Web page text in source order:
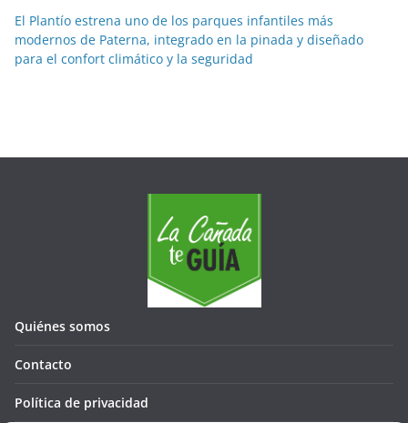
El Plantío estrena uno de los parques infantiles más
modernos de Paterna, integrado en la pinada y diseñado
para el confort climático y la seguridad
Quiénes somos
Contacto
Política de privacidad